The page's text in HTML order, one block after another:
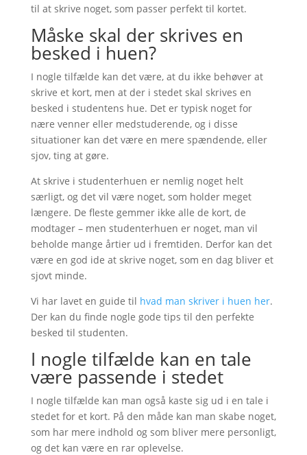
til at skrive noget, som passer perfekt til kortet.
Måske skal der skrives en
besked i huen?
I nogle tilfælde kan det være, at du ikke behøver at
skrive et kort, men at der i stedet skal skrives en
besked i studentens hue. Det er typisk noget for
nære venner eller medstuderende, og i disse
situationer kan det være en mere spændende, eller
sjov, ting at gøre.
At skrive i studenterhuen er nemlig noget helt
særligt, og det vil være noget, som holder meget
længere. De fleste gemmer ikke alle de kort, de
modtager – men studenterhuen er noget, man vil
beholde mange årtier ud i fremtiden. Derfor kan det
være en god ide at skrive noget, som en dag bliver et
sjovt minde.
Vi har lavet en guide til hvad man skriver i huen her.
Der kan du finde nogle gode tips til den perfekte
besked til studenten.
I nogle tilfælde kan en tale
være passende i stedet
I nogle tilfælde kan man også kaste sig ud i en tale i
stedet for et kort. På den måde kan man skabe noget,
som har mere indhold og som bliver mere personligt,
og det kan være en rar oplevelse.